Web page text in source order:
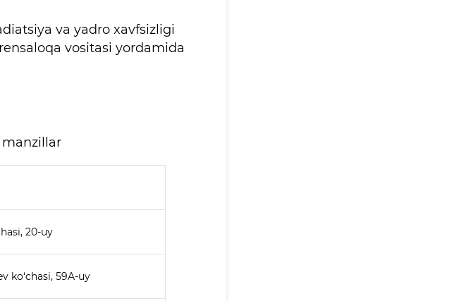
va yadro xavfsizligi
vositasi yordamida
20-uy
ko‘chasi, 59A-uy